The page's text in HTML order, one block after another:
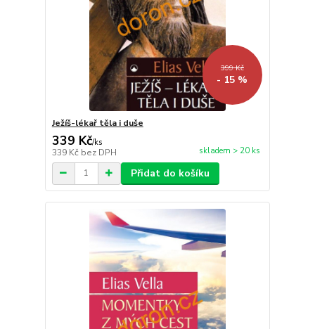
399 Kč
- 15 %
Ježíš-lékař těla i duše
339 Kč/ks
339 Kč bez DPH skladem > 20 ks
Přidat do košíku